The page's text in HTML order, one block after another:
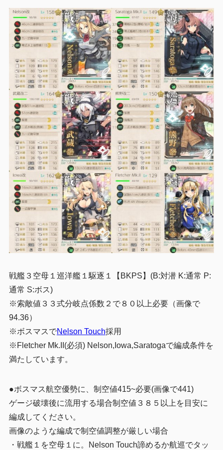
戦艦３空母１巡洋艦１駆逐１【BKPS】(B:対潜 K:通常 P:
通常 S:ボス)
※索敵値３３式分岐点係数２で８０以上必要（画像で
94.36）
※ボスマスでNelson Touch採用
※Fletcher Mk.II(必須) Nelson,Iowa,Saratogaで編成条件を
満たしています。
●ボスマス航空優勢に、制空値415~必要(画像で441)
ゲージ破壊後に流用する場合制空値３８５以上を目安に
編成してください。
画像のような編成で制空値調整が厳しい場合
・戦艦１を空母１に。Nelson Touch諦めるか航巡でタッ